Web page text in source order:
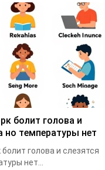
болит голова и
но температуры нет
голова и слезятся
нет...